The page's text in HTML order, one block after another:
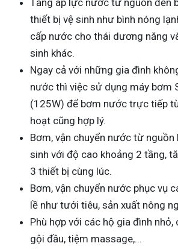
Tăng áp lực nước từ nguồn đến
thiết bị vệ sinh như bình nóng
cấp nước cho thái dương năng
sinh khác.
Ngay cả với những gia đình
nước thì việc sử dụng máy bơm
(125W) để bơm nước trực tiếp
hoạt cũng hợp lý.
Bơm, vận chuyển nước từ
sinh với độ cao khoảng 2 tầng,
3 thiết bị cùng lúc.
Bơm, vận chuyển nước phục vụ
lề như tưới tiêu, sản xuất nông
Phù hợp với các hộ gia đình
gội đầu, tiệm massage,...